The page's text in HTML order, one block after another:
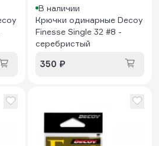
В наличии
Крючки одинарные Decoy
Finesse Single 32 #8 -
серебристый
350 ₽